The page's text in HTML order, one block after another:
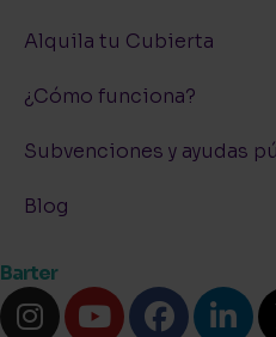
Alquila tu Cubierta
¿Cómo funciona?
Subvenciones y ayudas
Blog
Barter
I
Y
F
L